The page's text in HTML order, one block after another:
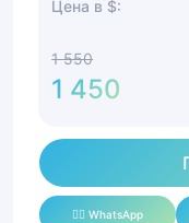
Цена в $:
1 550
1 450
✍🏻 WhatsApp